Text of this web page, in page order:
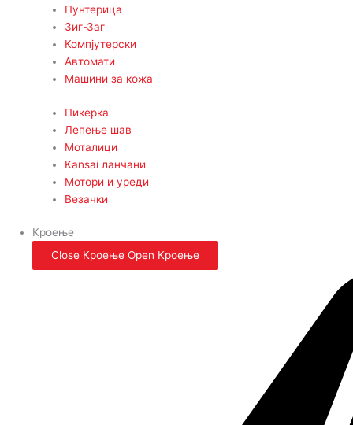
Пунтерица
Зиг-Заг
Компјутерски
Автомати
Машини за кожа
Пикерка
Лепење шав
Моталици
Kansai ланчани
Мотори и уреди
Везачки
Кроење
Close Кроење Open Кроење